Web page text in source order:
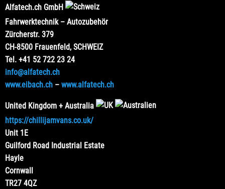
Alfatech.ch GmbH
Fahrwerktechnik – Autozubehör
Zürcherstr. 379
CH-8500 Frauenfeld, SCHWEIZ
Tel. +41 52 722 23 24
info@alfatech.ch
www.eibach.ch – www.alfatech.ch
United Kingdom + Australia
https://chillijamvans.co.uk/
Unit 1E
Guilford Road Industrial Estate
Hayle
Cornwall
TR27 4QZ